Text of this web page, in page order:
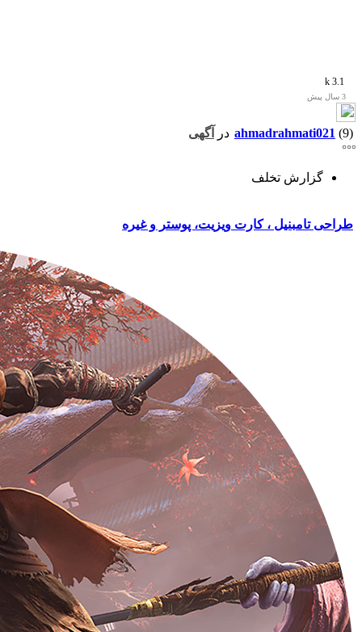
3.1 k
3 سال پیش
ahmadrahmati021 (9) در آگهی
گزارش تخلف
طراحی تامبنیل ، کارت ویزیت، پوستر و غیره